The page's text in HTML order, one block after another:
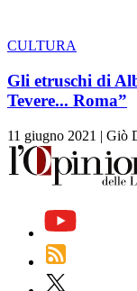
CULTURA
Gli etruschi di
Tevere... Roma”
11 giugno 2021 | Giò